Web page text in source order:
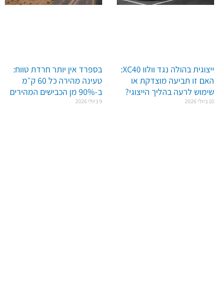
ייצוגית בהולה נגד וולוו XC40:
האם זו תביעה מוצדקת או
שימוש לרעה בהליך הייצוגי?
10 ביולי 2026
בספרד אין יותר חרדת טווח:
טעינה מהירה כל 60 ק״מ
ב-90% מן הכבישים המהירים
9 ביולי 2026